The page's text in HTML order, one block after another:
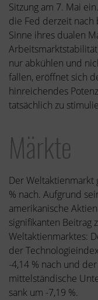
Sitzung am 7. Mai
die Fed derzeit nach
Sinne ihres dualen
nur abkühlen und
fallen, eröffnet sich
hinreichendes
tatsächlich zu
Märkte
Der Weltaktienmarkt
% nach. Aufgrund
amerikanische
signifikanten Beitrag
Weltaktienmarktes:
der
-4,14 % nach und
mittelständische
sank um -7,19 %.